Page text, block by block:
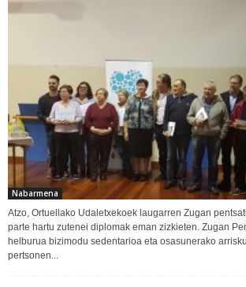
Nabarmena
Atzo, Ortuellako Udaletxekoek laugarren Zugan
parte hartu zutenei diplomak eman zizkieten. Zugan
helburua bizimodu sedentarioa eta osasunerako
pertsonen...